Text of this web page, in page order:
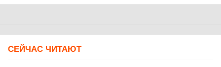
СЕЙЧАС ЧИТАЮТ